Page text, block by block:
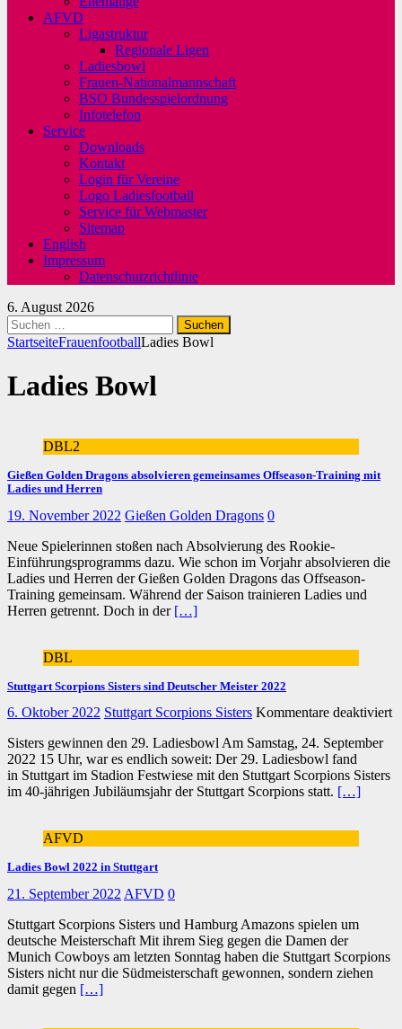
AFVD
Ligastruktur
Regionale Ligen
Ladiesbowl
Frauen-Nationalmannschaft
BSO Bundesspielordnung
Infotelefon
Service
Downloads
Kontakt
Login für Vereine
Logo Ladiesfootball
Service für Webmaster
Sitemap
English
Impressum
Datenschutzrichtlinie
6. August 2026
Suchen
nach:
StartseiteFrauenfootballLadies Bowl
Ladies Bowl
DBL2
Gießen Golden Dragons absolvieren gemeinsames Offseason-Training mit
Ladies und Herren
19. November 2022 Gießen Golden Dragons 0
Neue Spielerinnen stoßen nach Absolvierung des Rookie-
Einführungsprogramms dazu. Wie schon im Vorjahr absolvieren die
Ladies und Herren der Gießen Golden Dragons das Offseason-
Training gemeinsam. Während der Saison trainieren Ladies und
Herren getrennt. Doch in der […]
DBL
Stuttgart Scorpions Sisters sind Deutscher Meister 2022
6. Oktober 2022 Stuttgart Scorpions Sisters Kommentare deaktiviert
Sisters gewinnen den 29. Ladiesbowl Am Samstag, 24. September
2022 15 Uhr, war es endlich soweit: Der 29. Ladiesbowl fand
in Stuttgart im Stadion Festwiese mit den Stuttgart Scorpions Sisters
im 40-jährigen Jubiläumsjahr der Stuttgart Scorpions statt. […]
AFVD
Ladies Bowl 2022 in Stuttgart
21. September 2022 AFVD 0
Stuttgart Scorpions Sisters und Hamburg Amazons spielen um
deutsche Meisterschaft Mit ihrem Sieg gegen die Damen der
Munich Cowboys am letzten Sonntag haben die Stuttgart Scorpions
Sisters nicht nur die Südmeisterschaft gewonnen, sondern ziehen
damit gegen […]